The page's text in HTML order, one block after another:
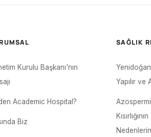
Kurulu Başkanı'nın
Academic Hospital?
Biz
SAĞLIK
Yapılır ve